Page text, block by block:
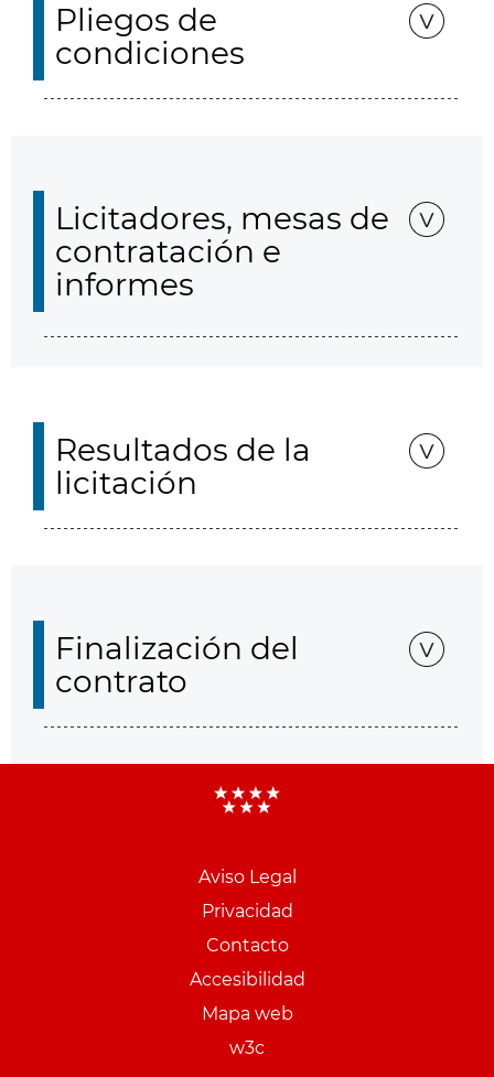
Pliegos de
condiciones
Licitadores, mesas de
contratación e
informes
Resultados de la
licitación
Finalización del
contrato
Aviso Legal
Privacidad
Contacto
Accesibilidad
Mapa web
w3c